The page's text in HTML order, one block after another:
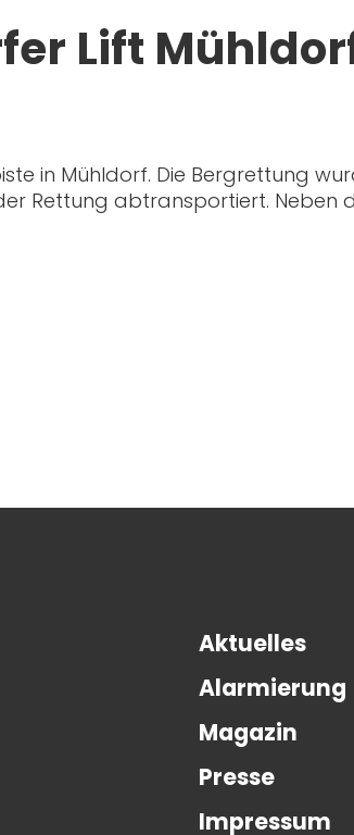
Lift
in Mühldorf. Die Bergrettung
Rettung abtransportiert. Neben
Aktuelles
Alarmierung
Magazin
Presse
Impressum